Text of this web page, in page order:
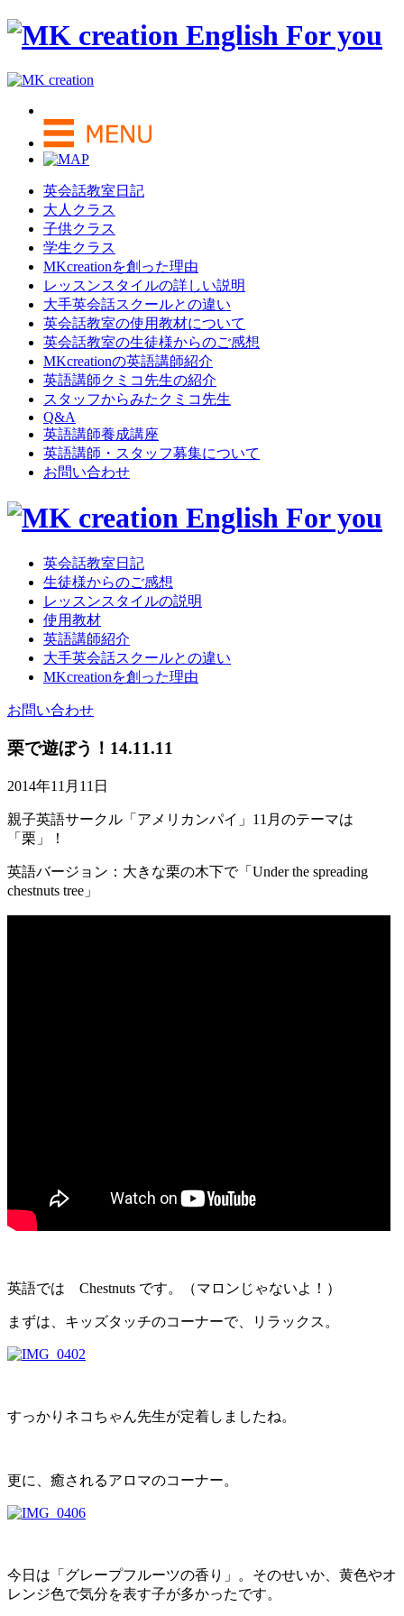
英会話教室日記
大人クラス
子供クラス
学生クラス
MKcreationを創った理由
レッスンスタイルの詳しい説明
大手英会話スクールとの違い
英会話教室の使用教材について
英会話教室の生徒様からのご感想
MKcreationの英語講師紹介
英語講師クミコ先生の紹介
スタッフからみたクミコ先生
Q&A
英語講師養成講座
英語講師・スタッフ募集について
お問い合わせ
英会話教室日記
生徒様からのご感想
レッスンスタイルの説明
使用教材
英語講師紹介
大手英会話スクールとの違い
MKcreationを創った理由
お問い合わせ
栗で遊ぼう！14.11.11
2014年11月11日
親子英語サークル「アメリカンパイ」11月のテーマは
「栗」！
英語バージョン：大きな栗の木下で「Under the spreading
chestnuts tree」
英語では Chestnuts です。（マロンじゃないよ！）
まずは、キッズタッチのコーナーで、リラックス。
すっかりネコちゃん先生が定着しましたね。
更に、癒されるアロマのコーナー。
今日は「グレープフルーツの香り」。そのせいか、黄色やオ
レンジ色で気分を表す子が多かったです。